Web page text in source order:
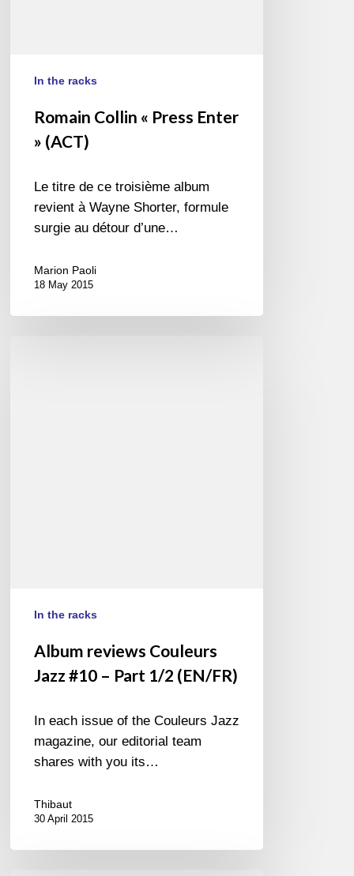
In the racks
Romain Collin « Press Enter
» (ACT)
Le titre de ce troisième album
revient à Wayne Shorter, formule
surgie au détour d’une…
Marion Paoli
18 May 2015
In the racks
Album reviews Couleurs
Jazz #10 – Part 1/2 (EN/FR)
In each issue of the Couleurs Jazz
magazine, our editorial team
shares with you its…
Thibaut
30 April 2015